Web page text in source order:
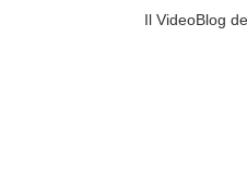
Il VideoBlog